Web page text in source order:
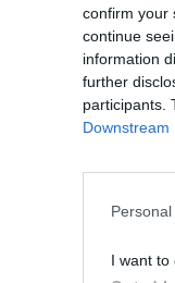
confirm your
continue
information
further
participants.
Downstream
I want to
česnakų
tiks ir
ir su
ar